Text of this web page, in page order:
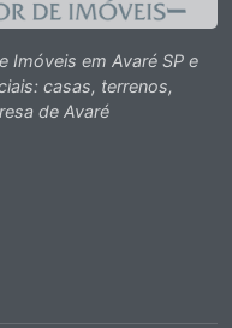
Imóveis em Avaré SP e
casas, terrenos,
de Avaré